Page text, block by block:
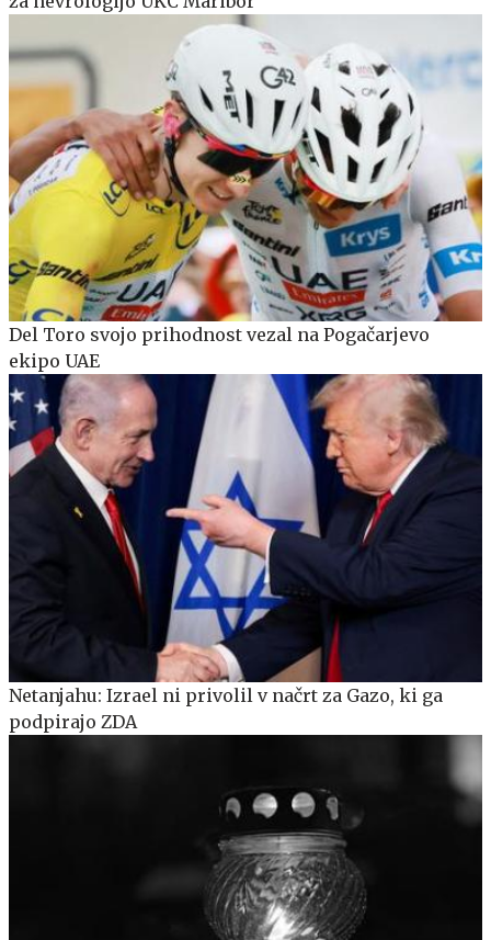
Del Toro svojo prihodnost vezal na Pogačarjevo
ekipo UAE
Netanjahu: Izrael ni privolil v načrt za Gazo, ki ga
podpirajo ZDA